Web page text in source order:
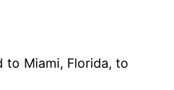
to Miami, Florida, to